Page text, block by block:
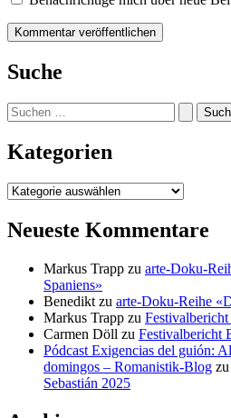
Suche
Suchen
nach:
Kategorien
Kategorien
Neueste Kommentare
Markus Trapp zu arte-Doku-
Spaniens»
Benedikt zu arte-Doku-Reihe
Markus Trapp zu
Carmen Döll zu Festivalbericht
Pódcast Exigencias del guión:
domingos – Romanistik-Blog zu
Sebastián 2025